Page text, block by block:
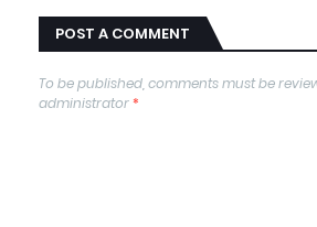
POST A COMMENT
To be published, comments must be
administrator*